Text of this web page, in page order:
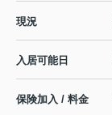
現況
入居可能日
保険加入 / 料金